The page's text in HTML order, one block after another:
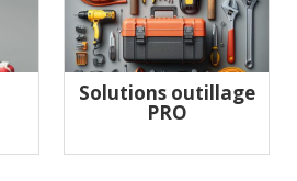
Solutions outillage
PRO